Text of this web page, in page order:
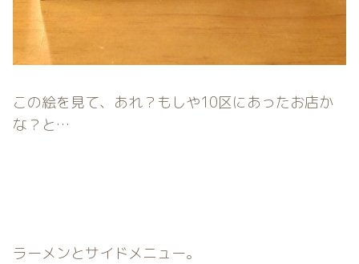
この絵を見て、あれ？もしや10区にあったお店か
な？と…
ラーメンとサイドメニュー。